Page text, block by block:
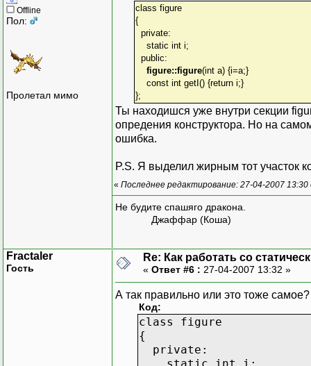
Offline
Пол:
Пролетал мимо
class figure
{
private:
static int i;
public:
figure::figure(int a) {i=a;}
const int getI() {return i;}
};
Ты находишся уже внутри секции
опредения конструктора. Но на
ошибка.
P.S. Я выделил жирным тот участок
« Последнее редактирование: 27-04-2007
Не будите спашяго дракона.
Джаффар (Коша)
Fractaler
Гость
Re: Как работать со
« Ответ #6 : 27-04-2007 13:32 »
А так правильно или это тоже самое?
Код:
class figure
{
private:
static int i;